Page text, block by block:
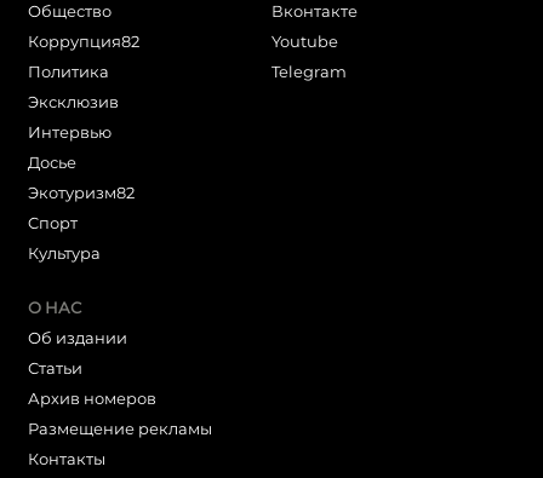
Общество
Коррупция82
Политика
Эксклюзив
Интервью
Досье
Экотуризм82
Cпорт
Культура
Вконтакте
Youtube
Telegram
О НАС
Об издании
Статьи
Архив номеров
Размещение рекламы
Контакты